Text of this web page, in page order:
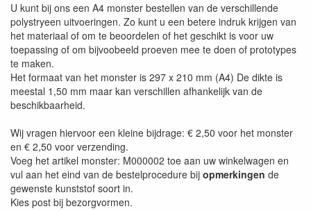
U kunt bij ons een A4 monster bestellen van de verschillende
polystryeen uitvoeringen. Zo kunt u een betere indruk krijgen van
het materiaal of om te beoordelen of het geschikt is voor uw
toepassing of om bijvoobeeld proeven mee te doen of prototypes
te maken.
Het formaat van het monster is 297 x 210 mm (A4) De dikte is
meestal 1,50 mm maar kan verschillen afhankelijk van de
beschikbaarheid.
Wij vragen hiervoor een kleine bijdrage: € 2,50 voor het monster
en € 2,50 voor verzending.
Voeg het artikel monster: M000002 toe aan uw winkelwagen en
vul aan het eind van de bestelprocedure bij opmerkingen de
gewenste kunststof soort in.
Kies post bij bezorgvormen.